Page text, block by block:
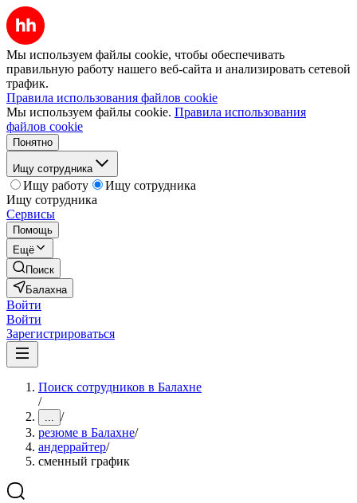
Мы используем файлы cookie, чтобы обеспечивать
правильную работу нашего веб-сайта и анализировать сетевой
трафик.
Правила использования файлов cookie
Мы используем файлы cookie. Правила использования
файлов cookie
Понятно
Ищу сотрудника
Ищу работу
Ищу сотрудника
Ищу сотрудника
Сервисы
Помощь
Ещё
Поиск
Балахна
Войти
Войти
Зарегистрироваться
Поиск сотрудников в Балахне
/
... /
резюме в Балахне/
андеррайтер/
сменный график